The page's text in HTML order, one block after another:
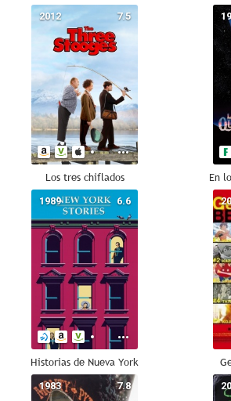
7.5
2012
Los tres chiflados
6.6
1989
Historias de Nueva York
7.8
1983